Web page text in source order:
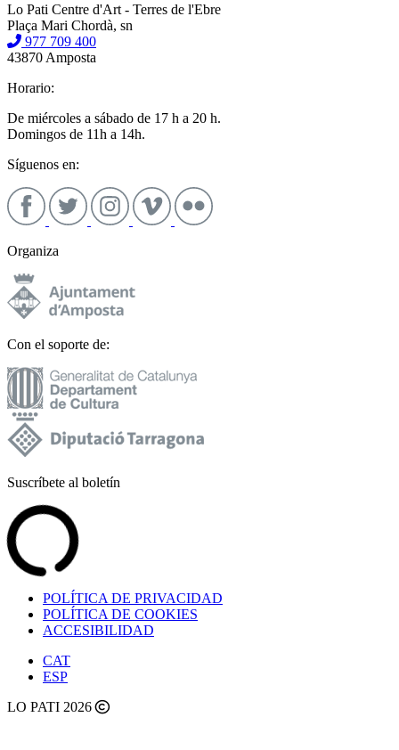
Lo Pati Centre d'Art - Terres de l'Ebre
Plaça Mari Chordà, sn
977 709 400
43870 Amposta
Horario:
De miércoles a sábado de 17 h a 20 h.
Domingos de 11h a 14h.
Síguenos en:
Organiza
Con el soporte de:
Suscríbete al boletín
POLÍTICA DE PRIVACIDAD
POLÍTICA DE COOKIES
ACCESIBILIDAD
CAT
ESP
LO PATI 2026